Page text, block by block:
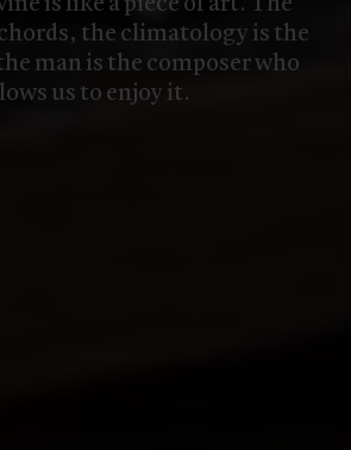
is like a piece of art. The
the climatology is the
man is the composer who
us to enjoy it.